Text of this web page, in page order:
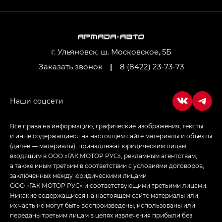
Джи Икс ПРЕМИУМ — GX PREMIUM, ЛАУНЖ —
LOUNGE
Empow — Эмпау (Empow) в комплектации
г. Ульяновск, ш. Московское, 5Б
Заказать звонок
| 8 (8422) 23-73-73
Все права на информацию, графические изображения, тексты
и иные содержащиеся на настоящем сайте материалы и объекты
(далее — материалы), принадлежат юридическим лицам,
входящим в ООО «ГАК МОТОР РУС», рекламным агентствам,
а также иным третьим в соответствии с условиями договоров,
заключенных между юридическими лицами
ООО «ГАК МОТОР РУС» и соответствующими третьими лицами.
Никакие содержащиеся на настоящем сайте материалы или
их часть не могут быть воспроизведены, использованы или
переданы третьим лицам в целях извлечения прибыли без